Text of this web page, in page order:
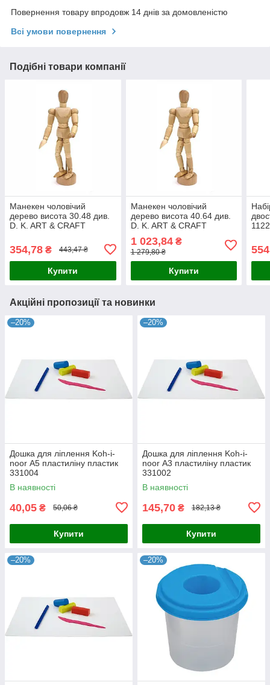
Повернення товару впродовж 14 днів за домовленістю
Всі умови повернення
Подібні товари компанії
Манекен чоловічий
дерево висота 30.48 див.
D. K. ART & CRAFT
354,78 ₴ 443,47 ₴
Купити
Манекен чоловічий
дерево висота 40.64 див.
D. K. ART & CRAFT
1 023,84₴
1 279,80 ₴
Купити
Акційні пропозиції та новинки
–20%
Дошка для ліплення Koh-i-
noor А5 пластиліну пластик
331004
В наявності
40,05 ₴ 50,06 ₴
Купити
–20%
Дошка для ліплення Koh-i-
noor А3 пластиліну пластик
331002
В наявності
145,70 ₴ 182,13 ₴
Купити
–20% –20%